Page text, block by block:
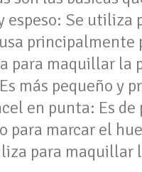
espeso: Se utiliza
principalmente
para maquillar la
más pequeño y
en punta: Es
para marcar el
para maquillar